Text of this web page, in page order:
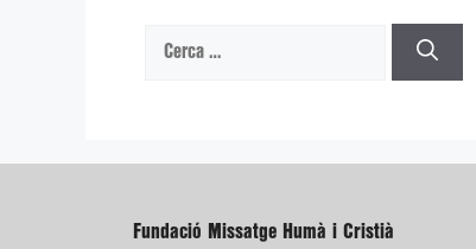
Cerca:
Fundació Missatge Humà i Cristià